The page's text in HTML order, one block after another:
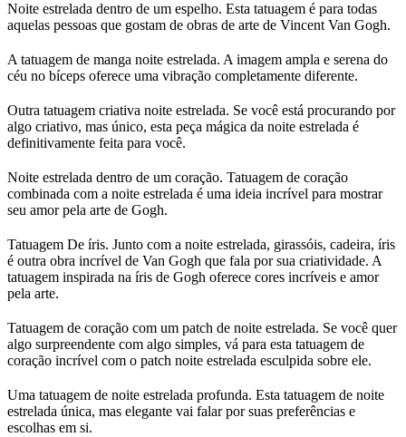
Noite estrelada dentro de um espelho. Esta tatuagem é para todas
aquelas pessoas que gostam de obras de arte de Vincent Van Gogh.
A tatuagem de manga noite estrelada. A imagem ampla e serena do
céu no bíceps oferece uma vibração completamente diferente.
Outra tatuagem criativa noite estrelada. Se você está procurando por
algo criativo, mas único, esta peça mágica da noite estrelada é
definitivamente feita para você.
Noite estrelada dentro de um coração. Tatuagem de coração
combinada com a noite estrelada é uma ideia incrível para mostrar
seu amor pela arte de Gogh.
Tatuagem De íris. Junto com a noite estrelada, girassóis, cadeira, íris
é outra obra incrível de Van Gogh que fala por sua criatividade. A
tatuagem inspirada na íris de Gogh oferece cores incríveis e amor
pela arte.
Tatuagem de coração com um patch de noite estrelada. Se você quer
algo surpreendente com algo simples, vá para esta tatuagem de
coração incrível com o patch noite estrelada esculpida sobre ele.
Uma tatuagem de noite estrelada profunda. Esta tatuagem de noite
estrelada única, mas elegante vai falar por suas preferências e
escolhas em si.